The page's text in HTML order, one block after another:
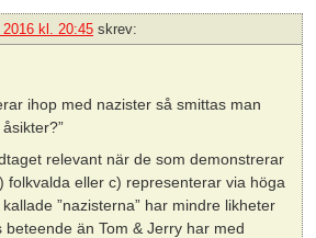
kl. 20:45 skrev:
ihop med nazister så smittas man
relevant när de som demonstrerar
folkvalda eller c) representerar via höga
”nazisterna” har mindre likheter
beteende än Tom & Jerry har med